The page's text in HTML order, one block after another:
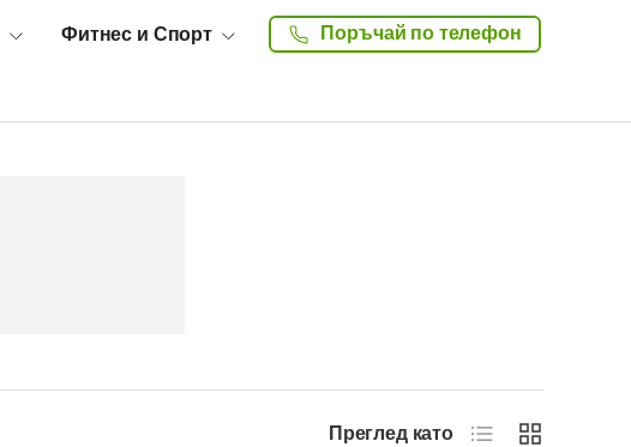
Фитнес и Спорт Поръчай по телефон
Преглед като СписъкРешетка